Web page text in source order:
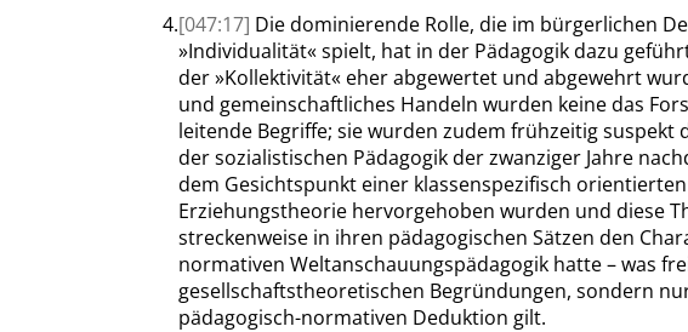
4.[047:17] Die dominierende Rolle, die im bürgerlichen
»Individualität«spielt, hat in der Pädagogik dazu
der»Kollektivität« eher abgewertet und abgewehrt
und gemeinschaftliches Handeln wurden keine das
leitende Begriffe; sie wurden zudem frühzeitig suspekt
der sozialistischen Pädagogik der zwanziger Jahre
dem Gesichtspunkt einer klassenspezifisch orientierten
Erziehungstheorie hervorgehoben wurden und diese
streckenweise in ihren pädagogischen Sätzen den
normativen Weltanschauungspädagogik hatte – was
gesellschaftstheoretischen Begründungen, sondern
pädagogisch-normativen Deduktion gilt.